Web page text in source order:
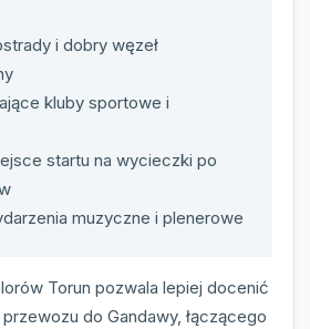
i dobry węzeł
kluby sportowe i
startu na wycieczki po
muzyczne i plenerowe
Torun pozwala lepiej docenić
do Gandawy, łączącego